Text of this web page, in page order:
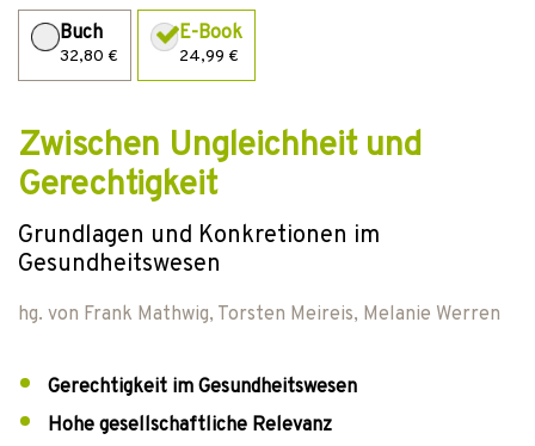
Buch
32,80 €
E-Book
24,99 €
Zwischen Ungleichheit und
Gerechtigkeit
Grundlagen und Konkretionen im
Gesundheitswesen
hg. von Frank Mathwig, Torsten Meireis, Melanie Werren
Gerechtigkeit im Gesundheitswesen
Hohe gesellschaftliche Relevanz